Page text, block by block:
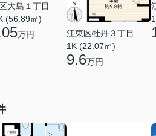
大島１丁目
(56.89㎡)
万円
江東区牡丹３丁目
1K (22.07㎡)
9.6万円